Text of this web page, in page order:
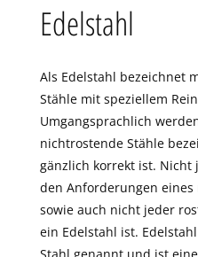
Edelstahl
Als Edelstahl bezeichnet
Stähle mit speziellem
Umgangsprachlich
nichtrostende Stähle
gänzlich korrekt ist.
den Anforderungen
sowie auch nicht jeder
ein Edelstahl ist.